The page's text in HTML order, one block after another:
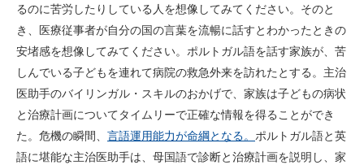
るのに苦労したりしている人を想像してみてください。そのと
き、医療従事者が自分の国の言葉を流暢に話すとわかったときの
安堵感を想像してみてください。ポルトガル語を話す家族が、苦
しんでいる子どもを連れて病院の救急外来を訪れたとする。主治
医助手のバイリンガル・スキルのおかげで、家族は子どもの病状
と治療計画についてタイムリーで正確な情報を得ることができ
た。危機の瞬間、 言語運用能力が命綱となる。 ポルトガル語と英
語に堪能な主治医助手は、母国語で診断と治療計画を説明し、家